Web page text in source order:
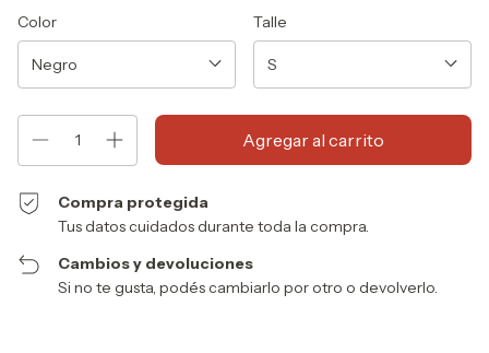
Color Talle
Compra protegida
Tus datos cuidados durante toda la compra.
Cambios y devoluciones
Si no te gusta, podés cambiarlo por otro o devolverlo.